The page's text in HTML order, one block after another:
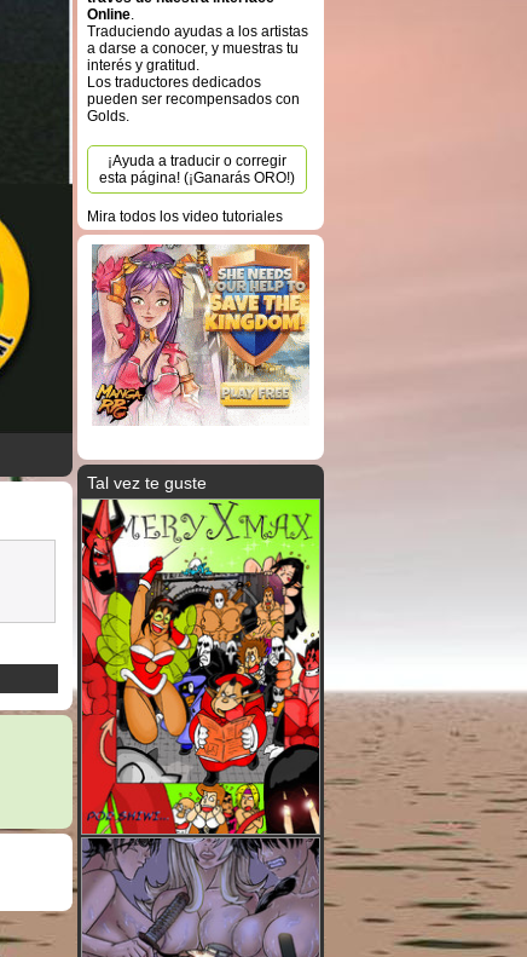
Online.
Traduciendo ayudas a los artistas
a darse a conocer, y muestras tu
interés y gratitud.
Los traductores dedicados
pueden ser recompensados con
Golds.
¡Ayuda a traducir o corregir
esta página! (¡Ganarás ORO!)
Mira todos los video tutoriales
Tal vez te guste